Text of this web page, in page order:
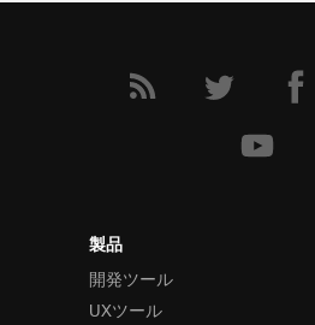
カスタムシリーズのハイライト
チャート塗りつぶしのグラデーシ
移行アニメーション (Category)
移行アニメーション (財務)
ASP.NET MVC の使用
製品
開発ツール
UXツール